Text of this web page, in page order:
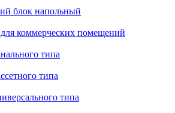
блок напольный
коммерческих помещений
типа
типа
типа